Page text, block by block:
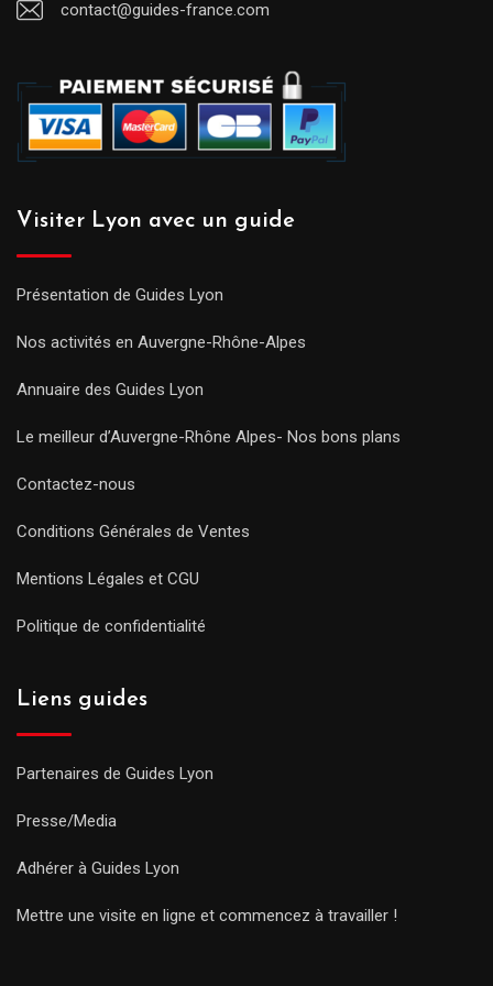
contact@guides-france.com
Visiter Lyon avec un guide
Présentation de Guides Lyon
Nos activités en Auvergne-Rhône-Alpes
Annuaire des Guides Lyon
Le meilleur d’Auvergne-Rhône Alpes- Nos bons plans
Contactez-nous
Conditions Générales de Ventes
Mentions Légales et CGU
Politique de confidentialité
Liens guides
Partenaires de Guides Lyon
Presse/Media
Adhérer à Guides Lyon
Mettre une visite en ligne et commencez à travailler !